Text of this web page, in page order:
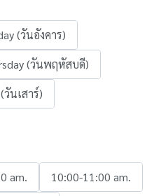
(วันอังคาร)
(วันพฤหัสบดี)
วันเสาร์)
am.
10:00-11:00 am.